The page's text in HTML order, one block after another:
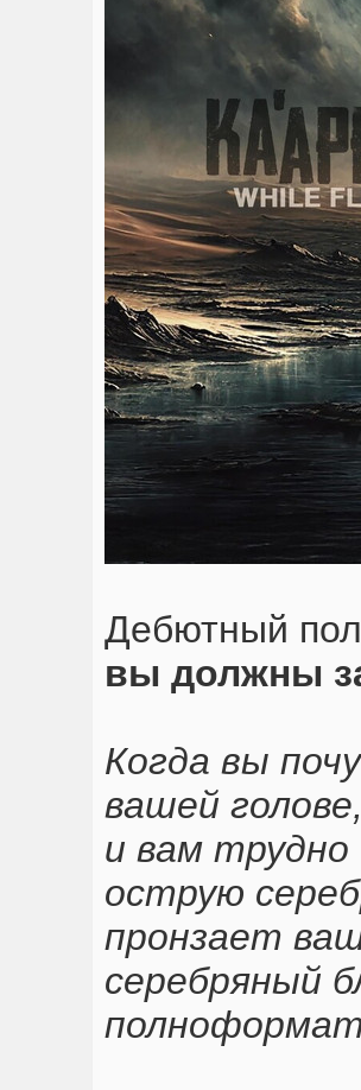
Дебютный
вы должны
Когда вы
вашей
и вам
острую
пронзает
серебряный